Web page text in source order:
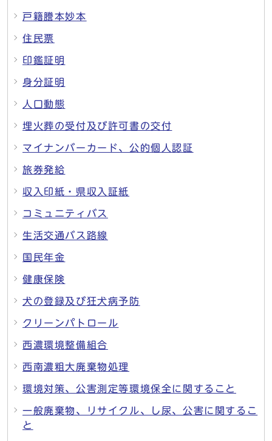
戸籍謄本妙本
住民票
印鑑証明
身分証明
人口動態
埋火葬の受付及び許可書の交付
マイナンバーカード、公的個人認証
旅券発給
収入印紙・県収入証紙
コミュニティバス
生活交通バス路線
国民年金
健康保険
犬の登録及び狂犬病予防
クリーンパトロール
西濃環境整備組合
西南濃粗大廃棄物処理
環境対策、公害測定等環境保全に関すること
一般廃棄物、リサイクル、し尿、公害に関するこ
と